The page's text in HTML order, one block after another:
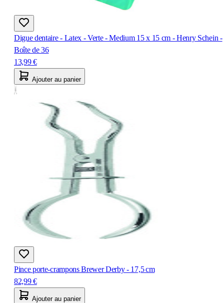
Digue dentaire - Latex - Verte - Medium 15 x 15 cm - Henry Schein -
Boîte de 36
13,99 €
Ajouter au panier
Pince porte‑crampons Brewer Derby - 17,5 cm
82,99 €
Ajouter au panier